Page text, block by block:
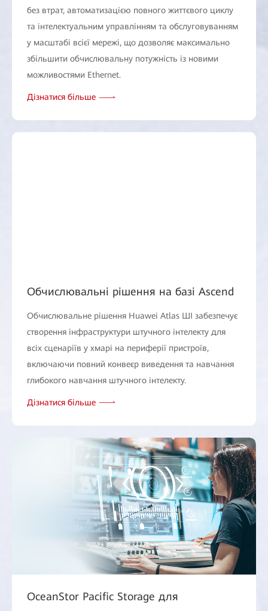
без втрат, автоматизацією повного життєвого циклу
та інтелектуальним управлінням та обслуговуванням
у масштабі всієї мережі, що дозволяє максимально
збільшити обчислювальну потужність із новими
можливостями Ethernet.
Дізнатися більше
Обчислювальні рішення на базі Ascend
Обчислювальне рішення Huawei Atlas ШI забезпечує
створення інфраструктури штучного інтелекту для
всіх сценаріїв у хмарі на периферії пристроїв,
включаючи повний конвеєр виведення та навчання
глибокого навчання штучного інтелекту.
Дізнатися більше
OceanStor Pacific Storage для